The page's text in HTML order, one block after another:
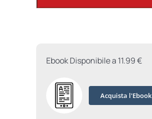
Ebook Disponibile a 11.99 €
Acquista l'Ebook